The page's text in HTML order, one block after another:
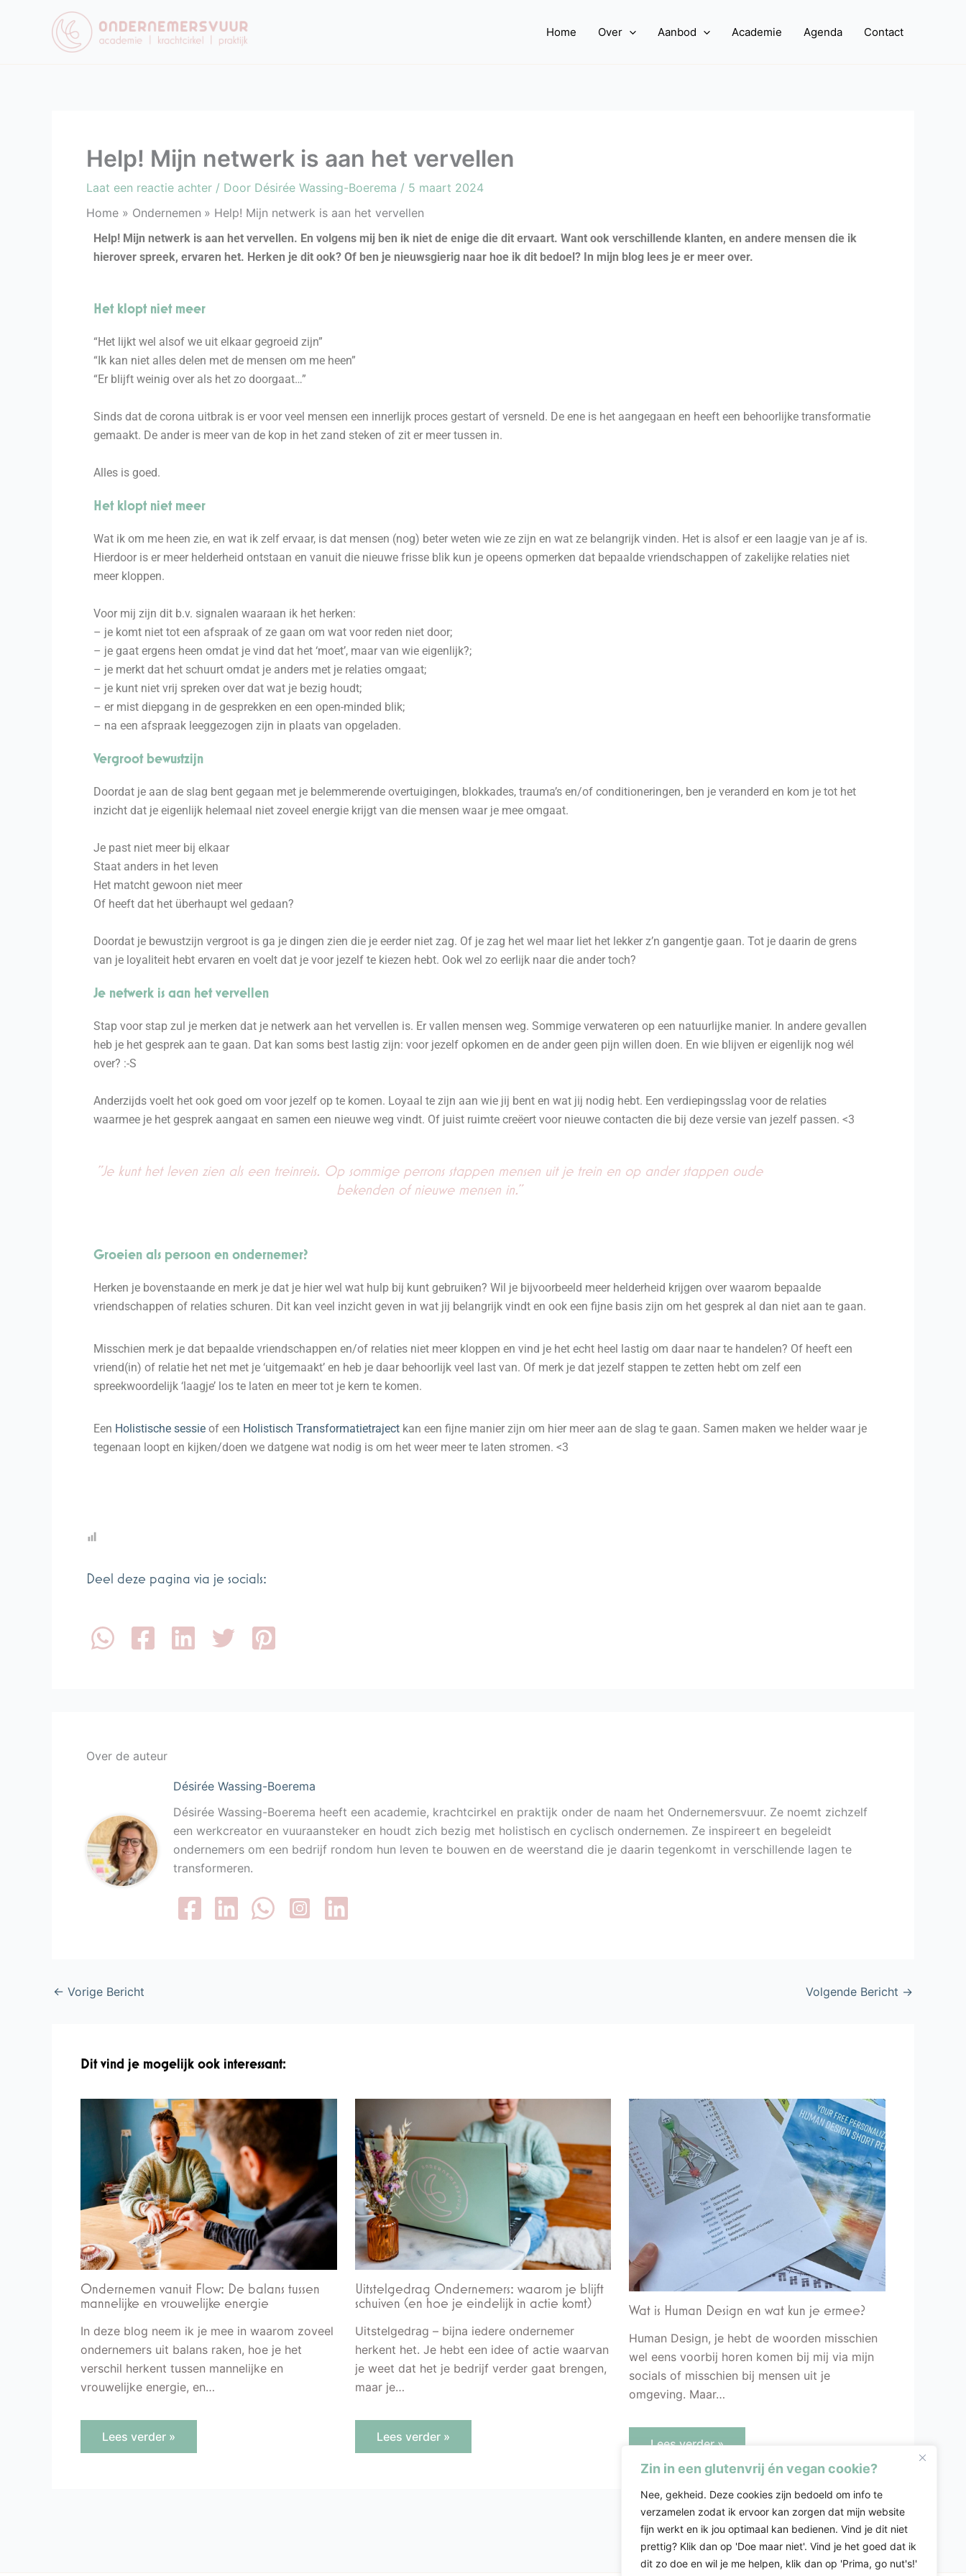
Zin in een glutenvrij én vegan cookie?
Nee, gekheid. Deze cookies zijn bedoeld om info te
verzamelen zodat ik ervoor kan zorgen dat mijn website
fijn werkt en ik jou optimaal kan bedienen. Vind je dit niet
prettig? Klik dan op 'Doe maar niet'. Vind je het goed dat ik
dit zo doe en wil je me helpen, klik dan op 'Prima, go nut's!'
Home Over Aanbod Academie Agenda Contact
Help! Mijn netwerk is aan het vervellen
Laat een reactie achter / Door Désirée Wassing-Boerema / 5 maart 2024
Home
Ondernemen Help! Mijn netwerk is aan het vervellen
Help! Mijn netwerk is aan het vervellen. En volgens mij ben ik niet de enige die dit ervaart. Want ook verschillende klanten, en andere mensen die ik
hierover spreek, ervaren het. Herken je dit ook? Of ben je nieuwsgierig naar hoe ik dit bedoel? In mijn blog lees je er meer over.
Het klopt niet meer
“Het lijkt wel alsof we uit elkaar gegroeid zijn”
“Ik kan niet alles delen met de mensen om me heen”
“Er blijft weinig over als het zo doorgaat…”
Sinds dat de corona uitbrak is er voor veel mensen een innerlijk proces gestart of versneld. De ene is het aangegaan en heeft een behoorlijke transformatie
gemaakt. De ander is meer van de kop in het zand steken of zit er meer tussen in.
Alles is goed.
Het klopt niet meer
Wat ik om me heen zie, en wat ik zelf ervaar, is dat mensen (nog) beter weten wie ze zijn en wat ze belangrijk vinden. Het is alsof er een laagje van je af is.
Hierdoor is er meer helderheid ontstaan en vanuit die nieuwe frisse blik kun je opeens opmerken dat bepaalde vriendschappen of zakelijke relaties niet
meer kloppen.
Voor mij zijn dit b.v. signalen waaraan ik het herken:
– je komt niet tot een afspraak of ze gaan om wat voor reden niet door;
– je gaat ergens heen omdat je vind dat het ‘moet’, maar van wie eigenlijk?;
– je merkt dat het schuurt omdat je anders met je relaties omgaat;
– je kunt niet vrij spreken over dat wat je bezig houdt;
– er mist diepgang in de gesprekken en een open-minded blik;
– na een afspraak leeggezogen zijn in plaats van opgeladen.
Vergroot bewustzijn
Doordat je aan de slag bent gegaan met je belemmerende overtuigingen, blokkades, trauma’s en/of conditioneringen, ben je veranderd en kom je tot het
inzicht dat je eigenlijk helemaal niet zoveel energie krijgt van die mensen waar je mee omgaat.
Je past niet meer bij elkaar
Staat anders in het leven
Het matcht gewoon niet meer
Of heeft dat het überhaupt wel gedaan?
Doordat je bewustzijn vergroot is ga je dingen zien die je eerder niet zag. Of je zag het wel maar liet het lekker z’n gangentje gaan. Tot je daarin de grens
van je loyaliteit hebt ervaren en voelt dat je voor jezelf te kiezen hebt. Ook wel zo eerlijk naar die ander toch?
Je netwerk is aan het vervellen
Stap voor stap zul je merken dat je netwerk aan het vervellen is. Er vallen mensen weg. Sommige verwateren op een natuurlijke manier. In andere gevallen
heb je het gesprek aan te gaan. Dat kan soms best lastig zijn: voor jezelf opkomen en de ander geen pijn willen doen. En wie blijven er eigenlijk nog wél
over? :-S
Anderzijds voelt het ook goed om voor jezelf op te komen. Loyaal te zijn aan wie jij bent en wat jij nodig hebt. Een verdiepingsslag voor de relaties
waarmee je het gesprek aangaat en samen een nieuwe weg vindt. Of juist ruimte creëert voor nieuwe contacten die bij deze versie van jezelf passen. <3
"Je kunt het leven zien als een treinreis. Op sommige perrons stappen mensen uit je trein en op ander stappen oude
bekenden of nieuwe mensen in."
Groeien als persoon en ondernemer?
Herken je bovenstaande en merk je dat je hier wel wat hulp bij kunt gebruiken? Wil je bijvoorbeeld meer helderheid krijgen over waarom bepaalde
vriendschappen of relaties schuren. Dit kan veel inzicht geven in wat jij belangrijk vindt en ook een fijne basis zijn om het gesprek al dan niet aan te gaan.
Misschien merk je dat bepaalde vriendschappen en/of relaties niet meer kloppen en vind je het echt heel lastig om daar naar te handelen? Of heeft een
vriend(in) of relatie het net met je ‘uitgemaakt’ en heb je daar behoorlijk veel last van. Of merk je dat jezelf stappen te zetten hebt om zelf een
spreekwoordelijk ‘laagje’ los te laten en meer tot je kern te komen.
Een Holistische sessie of een Holistisch Transformatietraject kan een fijne manier zijn om hier meer aan de slag te gaan. Samen maken we helder waar je
tegenaan loopt en kijken/doen we datgene wat nodig is om het weer meer te laten stromen. <3
Deel deze pagina via je socials:
Over de auteur
Désirée Wassing-Boerema
Désirée Wassing-Boerema heeft een academie, krachtcirkel en praktijk onder de naam het Ondernemersvuur. Ze noemt zichzelf
een werkcreator en vuuraansteker en houdt zich bezig met holistisch en cyclisch ondernemen. Ze inspireert en begeleidt
ondernemers om een bedrijf rondom hun leven te bouwen en de weerstand die je daarin tegenkomt in verschillende lagen te
transformeren.
← Vorige Bericht Volgende Bericht →
Dit vind je mogelijk ook interessant:
Ondernemen vanuit Flow: De balans tussen
mannelijke en vrouwelijke energie
In deze blog neem ik je mee in waarom zoveel
ondernemers uit balans raken, hoe je het
verschil herkent tussen mannelijke en
vrouwelijke energie, en…
Lees verder »
Uitstelgedrag Ondernemers: waarom je blijft
schuiven (en hoe je eindelijk in actie komt)
Uitstelgedrag – bijna iedere ondernemer
herkent het. Je hebt een idee of actie waarvan
je weet dat het je bedrijf verder gaat brengen,
maar je…
Lees verder »
Wat is Human Design en wat kun je ermee?
Human Design, je hebt de woorden misschien
wel eens voorbij horen komen bij mij via mijn
socials of misschien bij mensen uit je
omgeving. Maar…
Lees verder »